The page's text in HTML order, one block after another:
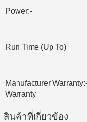
Power:-
Run Time (Up To)
Manufacturer Warranty:-
Warranty
สินค้าที่เกี่ยวข้อง